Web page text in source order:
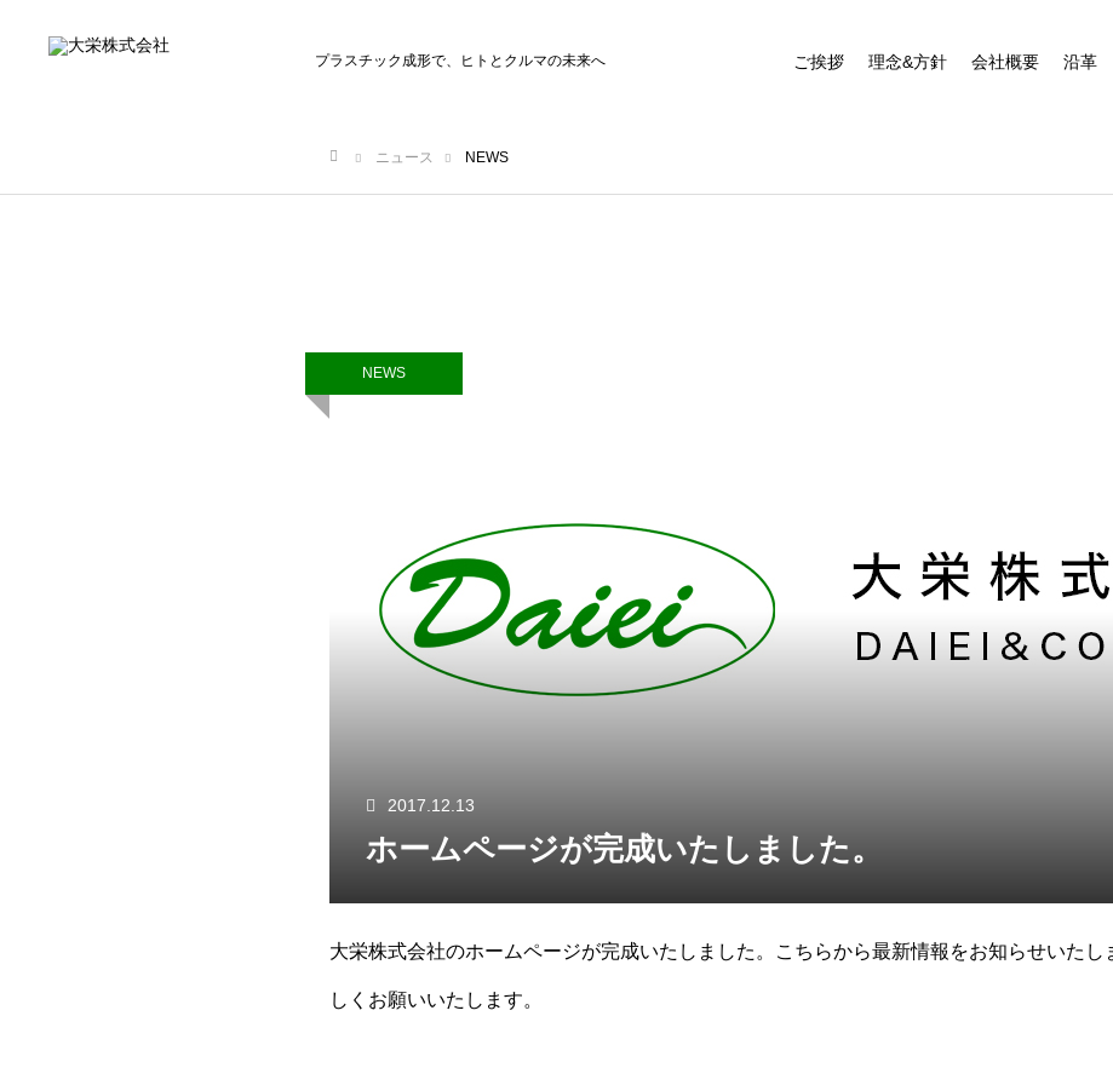
プラスチック成形で、ヒトとクルマの未来へ ご挨拶 理念&方針 会社概要 沿革
ニュース NEWS
NEWS
2017.12.13
ホームページが完成いたしました。
大栄株式会社のホームページが完成いたしました。こちらから最新情報をお知らせいたし
しくお願いいたします。